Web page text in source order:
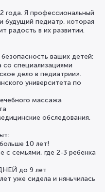
года. Я профессиональный
будущий педиатр, которая
радость в их развитии.
ваших детей:
специализациями
дело в педиатрии».
университета по
массажа
обследования.
10 лет!
с семьями, где 2-3 ребенка
до 9 лет
уже сидела и няньчилась